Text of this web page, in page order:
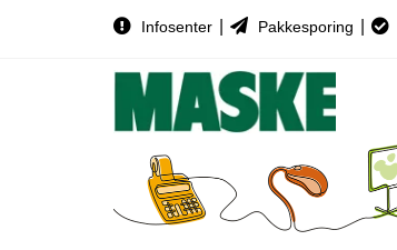
Infosenter Pakkesporing